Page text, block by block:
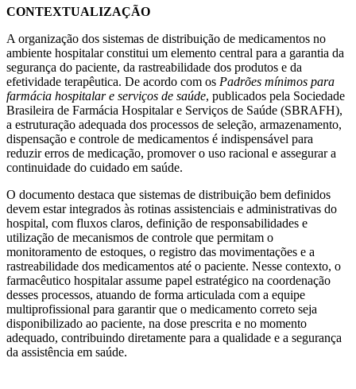
CONTEXTUALIZAÇÃO
A organização dos sistemas de distribuição de medicamentos no
ambiente hospitalar constitui um elemento central para a garantia da
segurança do paciente, da rastreabilidade dos produtos e da
efetividade terapêutica. De acordo com os Padrões mínimos para
farmácia hospitalar e serviços de saúde, publicados pela Sociedade
Brasileira de Farmácia Hospitalar e Serviços de Saúde (SBRAFH),
a estruturação adequada dos processos de seleção, armazenamento,
dispensação e controle de medicamentos é indispensável para
reduzir erros de medicação, promover o uso racional e assegurar a
continuidade do cuidado em saúde.
O documento destaca que sistemas de distribuição bem definidos
devem estar integrados às rotinas assistenciais e administrativas do
hospital, com fluxos claros, definição de responsabilidades e
utilização de mecanismos de controle que permitam o
monitoramento de estoques, o registro das movimentações e a
rastreabilidade dos medicamentos até o paciente. Nesse contexto, o
farmacêutico hospitalar assume papel estratégico na coordenação
desses processos, atuando de forma articulada com a equipe
multiprofissional para garantir que o medicamento correto seja
disponibilizado ao paciente, na dose prescrita e no momento
adequado, contribuindo diretamente para a qualidade e a segurança
da assistência em saúde.